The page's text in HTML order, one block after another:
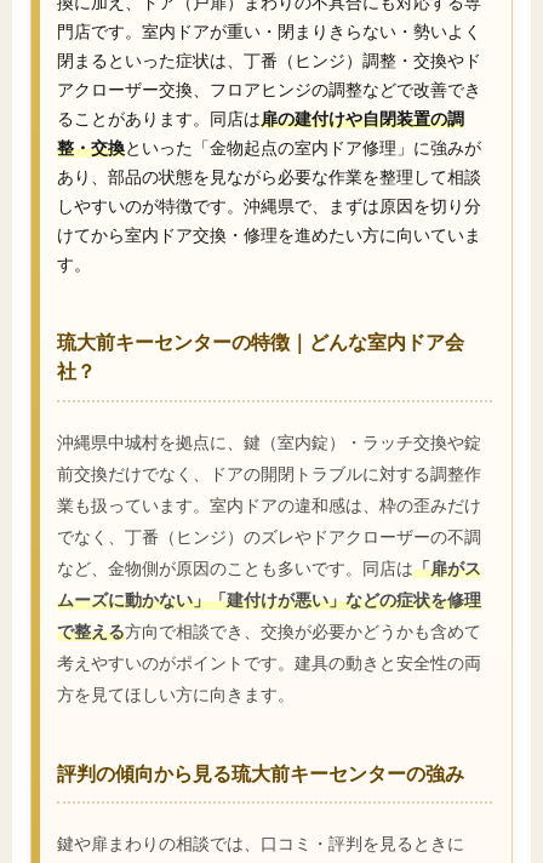
門店です。室内ドアが重い・閉まりきらない・勢いよく
閉まるといった症状は、丁番（ヒンジ）調整・交換やド
アクローザー交換、フロアヒンジの調整などで改善でき
ることがあります。同店は扉の建付けや自閉装置の調
整・交換といった「金物起点の室内ドア修理」に強みが
あり、部品の状態を見ながら必要な作業を整理して相談
しやすいのが特徴です。沖縄県で、まずは原因を切り分
けてから室内ドア交換・修理を進めたい方に向いていま
す。
琉大前キーセンターの特徴｜どんな室内ドア会
社？
沖縄県中城村を拠点に、鍵（室内錠）・ラッチ交換や錠
前交換だけでなく、ドアの開閉トラブルに対する調整作
業も扱っています。室内ドアの違和感は、枠の歪みだけ
でなく、丁番（ヒンジ）のズレやドアクローザーの不調
など、金物側が原因のことも多いです。同店は「扉がス
ムーズに動かない」「建付けが悪い」などの症状を修理
で整える方向で相談でき、交換が必要かどうかも含めて
考えやすいのがポイントです。建具の動きと安全性の両
方を見てほしい方に向きます。
評判の傾向から見る琉大前キーセンターの強み
鍵や扉まわりの相談では、口コミ・評判を見るときに